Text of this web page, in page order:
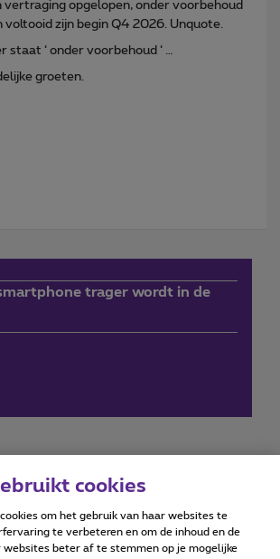
opgelopen, onder voorbehoud
voltooid zijn begin Q4 2026. Unquote.
staat ‘ onder voorbehoud ‘ …
groeten.
trager wordt in de
Accessibility statement
cookies
om het gebruik van haar websites te
te verbeteren en om de inhoud en de
beter af te stemmen op je mogelijke